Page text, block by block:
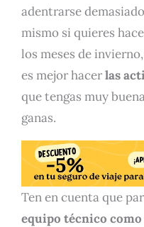
adentrarse
mismo si quieres
los meses de
es mejor hacerlas
que tengas muy
ganas.
Ten en cuenta que
equipo técnico